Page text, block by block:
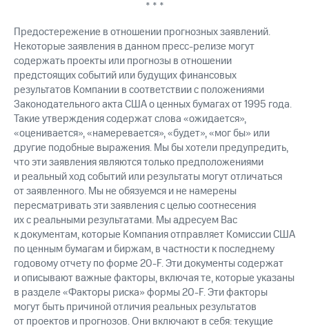
* * *
Предостережение в отношении прогнозных заявлений.
Некоторые заявления в данном пресс-релизе могут
содержать проекты или прогнозы в отношении
предстоящих событий или будущих финансовых
результатов Компании в соответствии с положениями
Законодательного акта США о ценных бумагах от 1995 года.
Такие утверждения содержат слова «ожидается»,
«оценивается», «намеревается», «будет», «мог бы» или
другие подобные выражения. Мы бы хотели предупредить,
что эти заявления являются только предположениями
и реальный ход событий или результаты могут отличаться
от заявленного. Мы не обязуемся и не намерены
пересматривать эти заявления с целью соотнесения
их с реальными результатами. Мы адресуем Вас
к документам, которые Компания отправляет Комиссии США
по ценным бумагам и биржам, в частности к последнему
годовому отчету по форме 20-F. Эти документы содержат
и описывают важные факторы, включая те, которые указаны
в разделе «Факторы риска» формы 20-F. Эти факторы
могут быть причиной отличия реальных результатов
от проектов и прогнозов. Они включают в себя: текущие